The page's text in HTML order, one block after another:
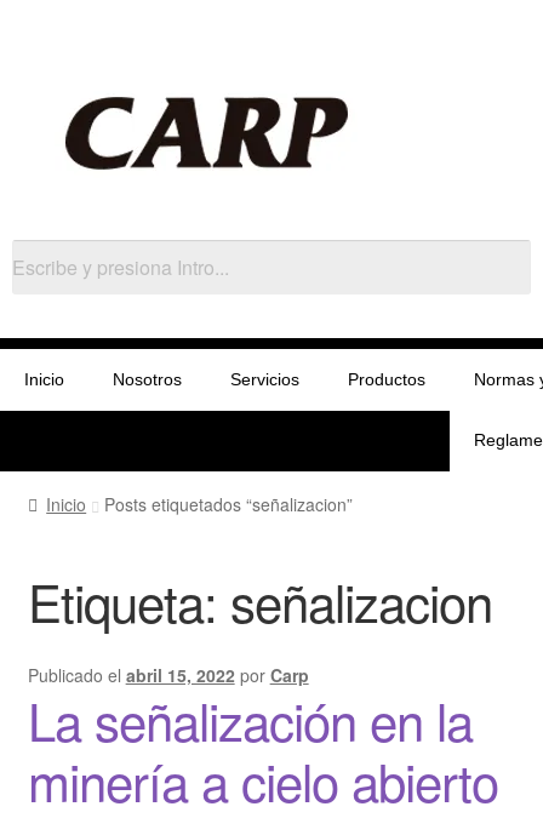
Inicio Nosotros Servicios Productos Normas
Inicio Posts etiquetados “señalizacion”
Etiqueta: señalizacion
Publicado el abril 15, 2022 por Carp
La señalización en la
minería a cielo abierto